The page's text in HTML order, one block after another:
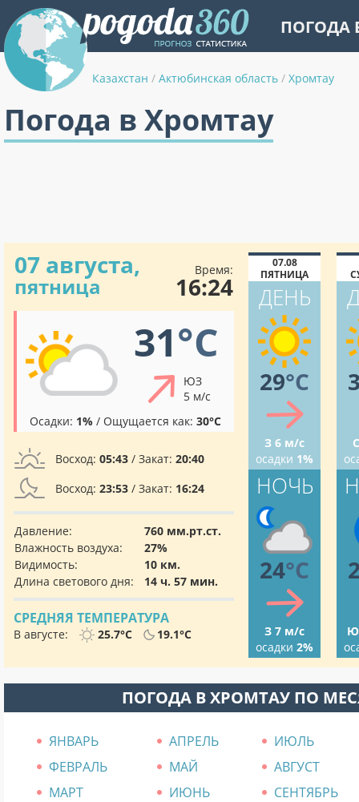
ПОГОДА
Казахстан / Актюбинская область / Хромтау
Погода в Хромтау
07 августа,
пятница
Время:
16:24
31°C
ЮЗ
5 м/с
Осадки: 1% / Ощущается как: 30°C
Восход: 05:43 / Закат: 20:40
Восход: 23:53 / Закат: 16:24
Давление:
760 мм.рт.ст.
Влажность воздуха:
27%
Видимость:
10 км.
Длина светового дня:
14 ч. 57 мин.
СРЕДНЯЯ ТЕМПЕРАТУРА
В августе: 25.7°C 19.1°C
07.08
ПЯТНИЦА
ДЕНЬ
29°C
З 6 м/с
осадки 1%
НОЧЬ
24°C
З 7 м/с
осадки 2%
ПОГОДА В ХРОМТАУ ПО
ЯНВАРЬ АПРЕЛЬ
ИЮЛЬ
ФЕВРАЛЬ
МАЙ
АВГУСТ
МАРТ
ИЮНЬ СЕНТЯБРЬ